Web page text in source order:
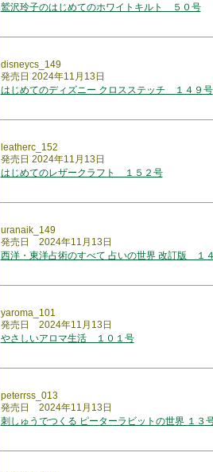
鷲沢玲子のはじめてのホワイトキルト ５０号
disneycs_149
発売日 2024年11月13日
はじめてのディズニー クロスステッチ １４９号
leatherc_152
発売日 2024年11月13日
はじめてのレザークラフト １５２号
uranaik_149
発売日 2024年11月13日
西洋・東洋占術のすべて 占いの世界 改訂版 １
yaroma_101
発売日 2024年11月13日
やさしいアロマ生活 １０１号
peterrss_013
発売日 2024年11月13日
刺しゅうでつくる ピーターラビットの世界 １３